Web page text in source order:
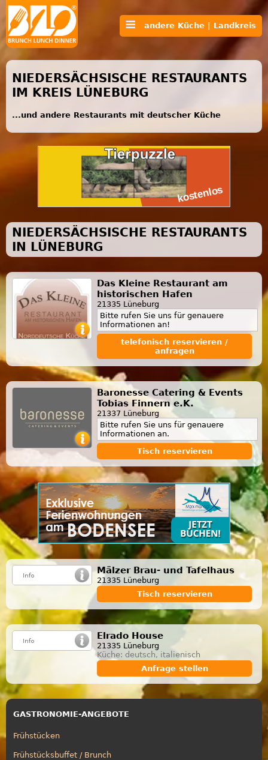
andere Küche | Landkreis
NIEDERSÄCHSISCHE RESTAURANTS
IM KREIS LÜNEBURG
...und andere Restaurants mit deutscher Küche
NIEDERSÄCHSISCHE RESTAURANTS
IN LÜNEBURG
Das Kleine Restaurant am
historischen Hafen
21335 Lüneburg
Bitte rufen Sie uns für genauere
Informationen an!
telefonisch reservieren /
anfragen
Baronesse Catering & Events
Tobias Finnern e.K.
21337 Lüneburg
Bitte rufen Sie uns für genauere
Informationen an.
Tisch reservieren
Mälzer Brau- und Tafelhaus
21335 Lüneburg
Tisch reservieren
Elrado House
21335 Lüneburg
Küche: deutsch, italienisch
Anfrage stellen
GASTRONOMIE-ANGEBOTE
Frühstücken
Frühstücksbuffet / Brunch